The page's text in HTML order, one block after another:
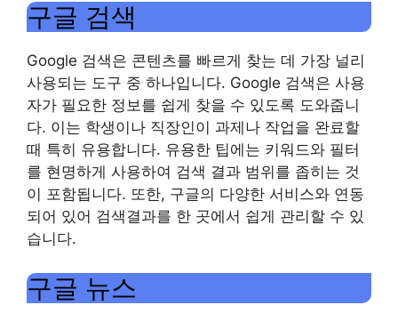
구글 검색
Google 검색은 콘텐츠를 빠르게 찾는 데 가장 널리
사용되는 도구 중 하나입니다. Google 검색은 사용
자가 필요한 정보를 쉽게 찾을 수 있도록 도와줍니
다. 이는 학생이나 직장인이 과제나 작업을 완료할
때 특히 유용합니다. 유용한 팁에는 키워드와 필터
를 현명하게 사용하여 검색 결과 범위를 좁히는 것
이 포함됩니다. 또한, 구글의 다양한 서비스와 연동
되어 있어 검색결과를 한 곳에서 쉽게 관리할 수 있
습니다.
구글 뉴스